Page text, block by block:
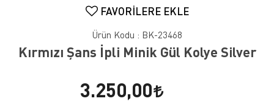
FAVORILERE EKLE
Ürün Kodu : BK-23468
Kırmızı Şans İpli Minik Gül Kolye Silver
3.250,00